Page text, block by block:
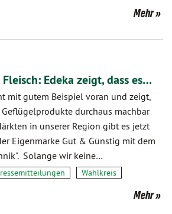
Mehr
Edeka zeigt, dass es…
mit gutem Beispiel voran und zeigt,
durchaus machbar
in unserer Region gibt es jetzt
Eigenmarke Gut & Günstig mit dem
Solange wir keine…
Wahlkreis
Mehr